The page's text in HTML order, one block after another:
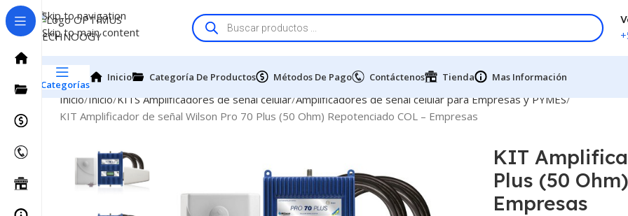
Skip to navigation
Skip to main content
Categorías
Inicio Categoría De Productos Métodos De Pago Contáctenos Tienda Mas Información
Inicio Inicio KITS Amplificadores de señal celular Amplificadores de señal celular para Empresas y PYMES
KIT Amplificador de señal Wilson Pro 70 Plus (50 Ohm) Repotenciado COL – Empresas
KIT
Plus (50
Empresas